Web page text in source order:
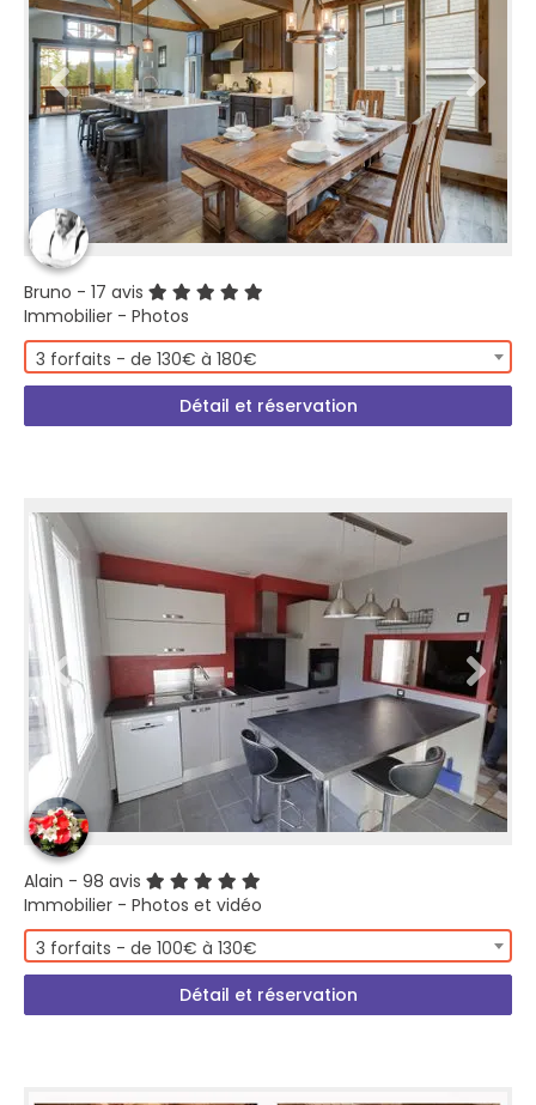
Bruno - 17 avis
Immobilier - Photos
3 forfaits - de 130€ à 180€
Détail et réservation
Alain - 98 avis
Immobilier - Photos et vidéo
3 forfaits - de 100€ à 130€
Détail et réservation